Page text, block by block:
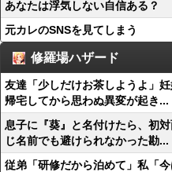
あなたは浮気しない自信ある？
元カレのSNSを見てしまう
修羅場ハザード
友達「少しだけお茶しようよ」
帰宅してから思わぬ異変が起き...
息子に『葵』と名付けたら、初
じ名前でも避けられなかった勘...
従弟「研修だから泊めて」私「